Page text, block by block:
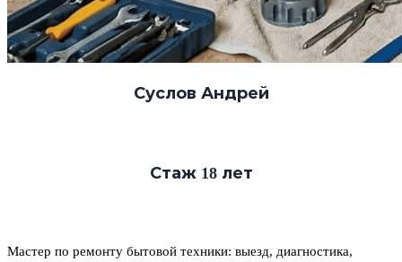
Суслов Андрей
Стаж 18 лет
Мастер по ремонту бытовой техники: выезд, диагностика,